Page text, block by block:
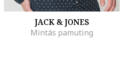
JACK & JONES
Mintás pamuting